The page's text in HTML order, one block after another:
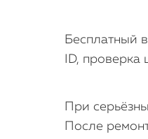
Бесплатный
ID,
При
После